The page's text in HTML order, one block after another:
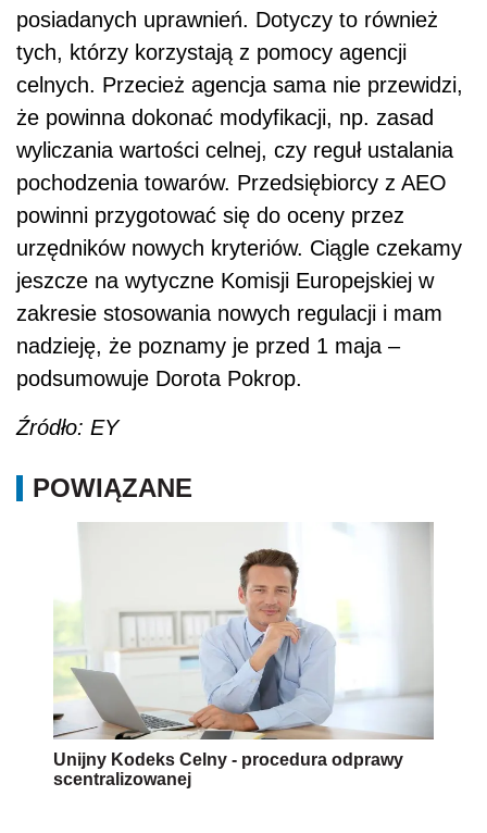
posiadanych uprawnień. Dotyczy to również
tych, którzy korzystają z pomocy agencji
celnych. Przecież agencja sama nie przewidzi,
że powinna dokonać modyfikacji, np. zasad
wyliczania wartości celnej, czy reguł ustalania
pochodzenia towarów. Przedsiębiorcy z AEO
powinni przygotować się do oceny przez
urzędników nowych kryteriów. Ciągle czekamy
jeszcze na wytyczne Komisji Europejskiej w
zakresie stosowania nowych regulacji i mam
nadzieję, że poznamy je przed 1 maja –
podsumowuje Dorota Pokrop.
Źródło: EY
POWIĄZANE
Unijny Kodeks Celny - procedura odprawy
scentralizowanej